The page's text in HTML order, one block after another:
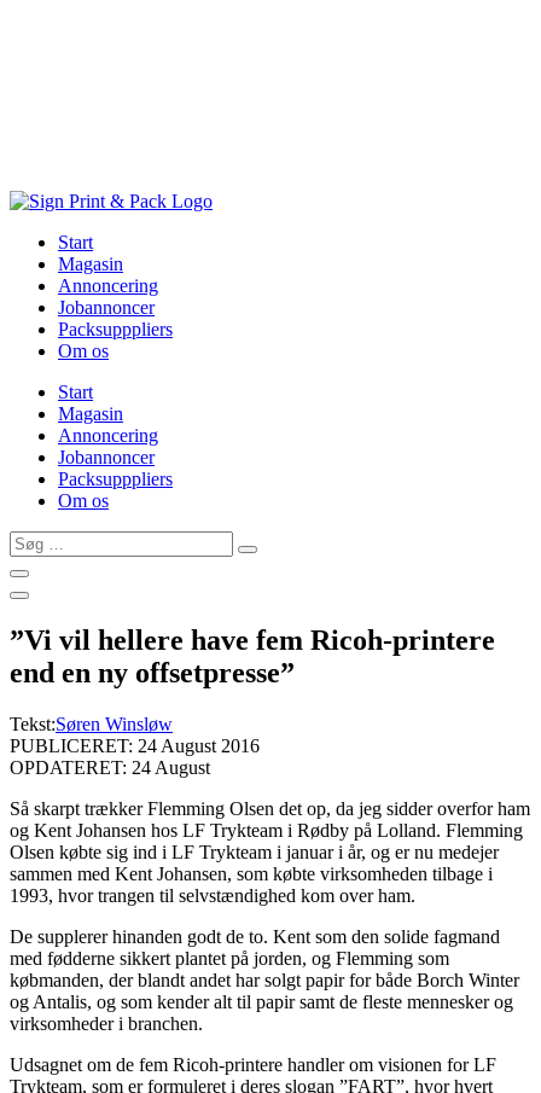
Start
Magasin
Annoncering
Jobannoncer
Packsupppliers
Om os
Start
Magasin
Annoncering
Jobannoncer
Packsupppliers
Om os
Søg
…
”Vi vil hellere have fem Ricoh-printere
end en ny offsetpresse”
Tekst:Søren Winsløw
PUBLICERET: 24 August 2016
OPDATERET: 24 August
Så skarpt trækker Flemming Olsen det op, da jeg sidder overfor ham
og Kent Johansen hos LF Trykteam i Rødby på Lolland. Flemming
Olsen købte sig ind i LF Trykteam i januar i år, og er nu medejer
sammen med Kent Johansen, som købte virksomheden tilbage i
1993, hvor trangen til selvstændighed kom over ham.
De supplerer hinanden godt de to. Kent som den solide fagmand
med fødderne sikkert plantet på jorden, og Flemming som
købmanden, der blandt andet har solgt papir for både Borch Winter
og Antalis, og som kender alt til papir samt de fleste mennesker og
virksomheder i branchen.
Udsagnet om de fem Ricoh-printere handler om visionen for LF
Trykteam, som er formuleret i deres slogan ”FART”, hvor hvert